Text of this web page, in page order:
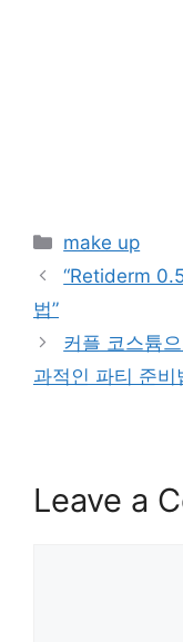
Categories
make up
“Retiderm
법”
커플 코스튬
과적인 파티 준비
Leave a